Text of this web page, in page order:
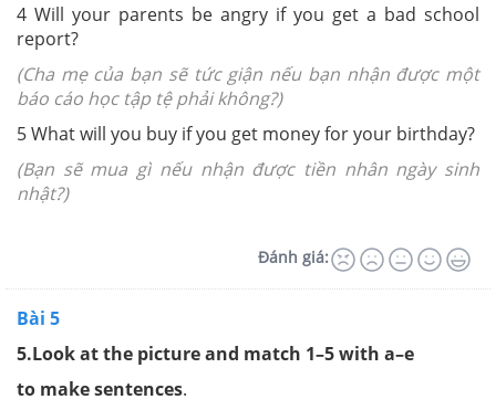
4 Will your parents be angry if you get a bad school
report?
(Cha mẹ của bạn sẽ tức giận nếu bạn nhận được một
báo cáo học tập tệ phải không?)
5What will you buy if you get money for your birthday?
(Bạn sẽ mua gì nếu nhận được tiền nhân ngày sinh
nhật?)
Đánh giá:
Bài 5
5.Look at the picture and match 1–5 with a–e
to make sentences.